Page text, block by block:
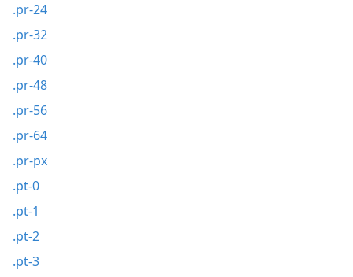
.pr-24
.pr-32
.pr-40
.pr-48
.pr-56
.pr-64
.pr-px
.pt-0
.pt-1
.pt-2
.pt-3